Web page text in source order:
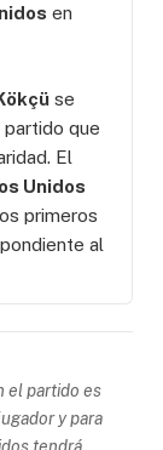
en
se
que
El
Unidos
primeros
al
el partido es
y para
tendrá